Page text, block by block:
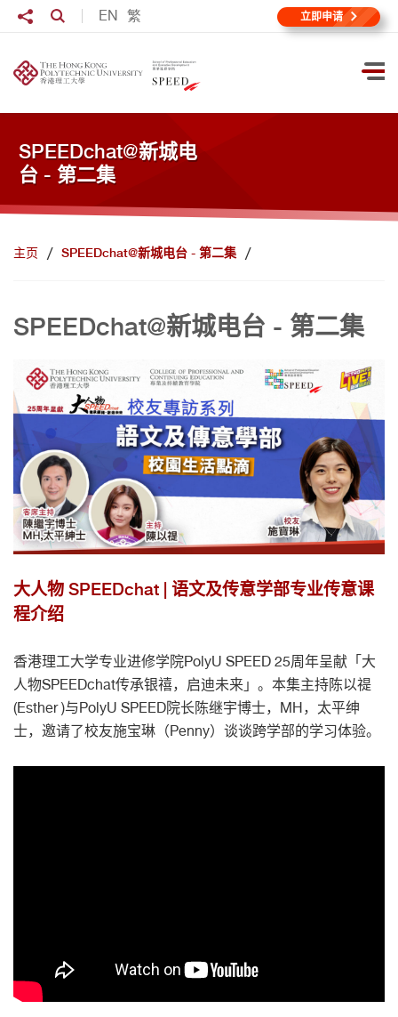
跳到主要内容
打
EN 繁
分享至打开搜寻输入格 立即申请
SPEEDchat@新城电
台 - 第二集
主页 SPEEDchat@新城电台 - 第二集
SPEEDchat@新城电台 - 第二集
大人物 SPEEDchat | 语文及传意学部专业传意课
程介绍
香港理工大学专业进修学院PolyU SPEED 25周年呈献「大
人物SPEEDchat传承银禧，启迪未来」。本集主持陈以禔
(Esther )与PolyU SPEED院长陈继宇博士，MH，太平绅
士，邀请了校友施宝琳（Penny）谈谈跨学部的学习体验。